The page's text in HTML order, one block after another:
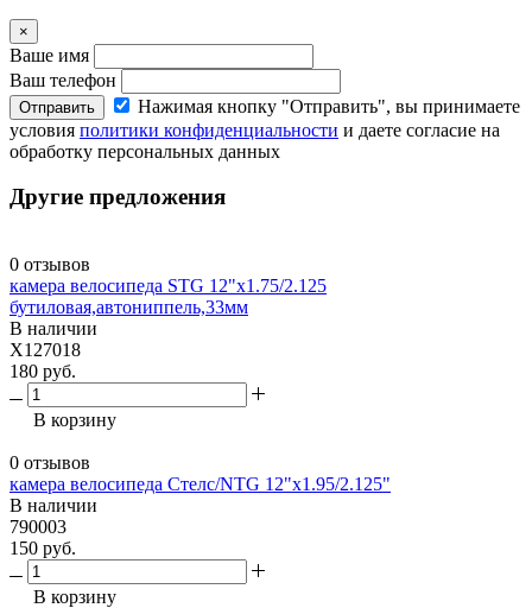
×
Ваше имя
Ваш телефон
Отправить
Нажимая кнопку "Отправить", вы принимаете
условия политики конфиденциальности и даете согласие на
обработку персональных данных
Другие предложения
0 отзывов
камера велосипеда STG 12"x1.75/2.125
бутиловая,автониппель,33мм
В наличии
X127018
180 руб.
В корзину
0 отзывов
камера велосипеда Стелс/NTG 12"х1.95/2.125"
В наличии
790003
150 руб.
В корзину